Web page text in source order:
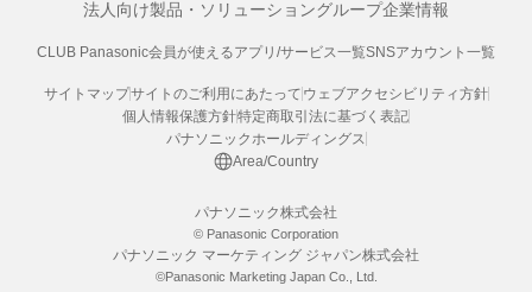
法人向け製品・ソリューショングループ企業情報
CLUB Panasonic会員が使えるアプリ/サービス一覧SNSアカウント一覧
サイトマップサイトのご利用にあたって ウェブアクセシビリティ方針
個人情報保護方針特定商取引法に基づく表記
パナソニックホールディングス
Area/Country
パナソニック株式会社
© Panasonic Corporation
パナソニック マーケティング ジャパン株式会社
©Panasonic Marketing Japan Co., Ltd.